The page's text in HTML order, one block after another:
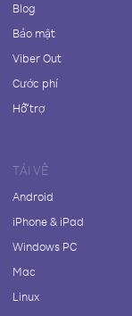
Blog
Bảo mật
Viber Out
Cước phí
Hỗ trợ
TẢI VỀ
Android
iPhone & iPad
Windows PC
Mac
Linux